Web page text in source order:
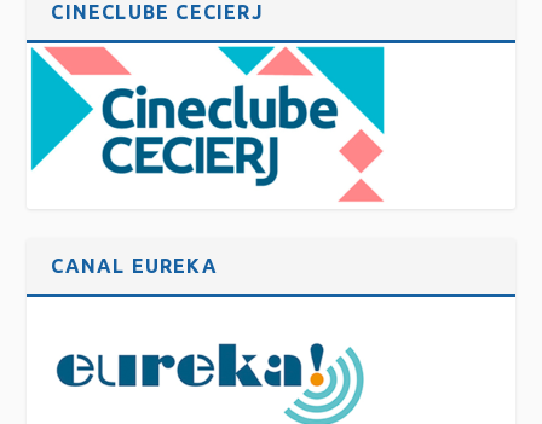
CINECLUBE CECIERJ
CANAL EUREKA